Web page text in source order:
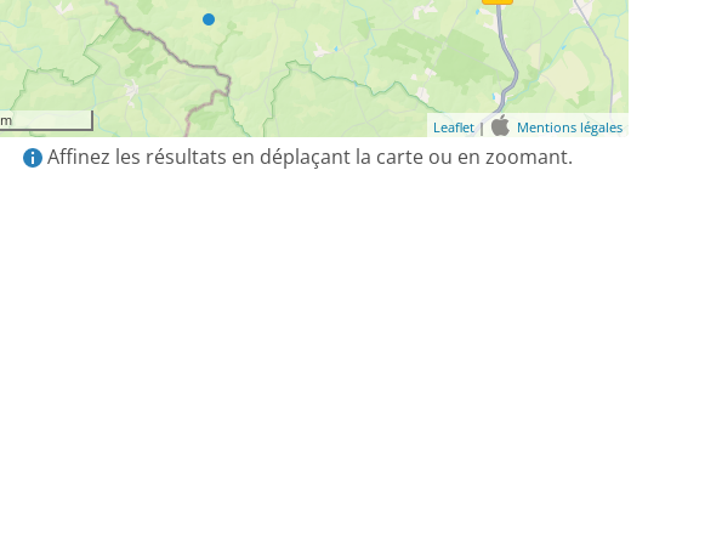
Leaflet | Mentions légales
Affinez les résultats en déplaçant la carte ou en zoomant.